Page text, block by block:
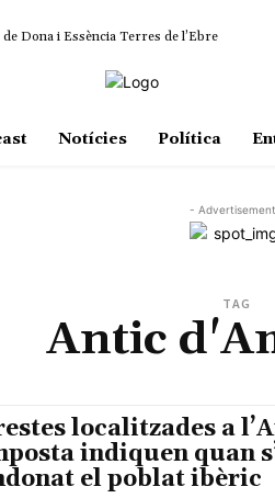
Dona i Essència Terres de l’Ebre
Notícies Política
-
TAG
Antic
localitzades a
indiquen quan
el poblat ibèric